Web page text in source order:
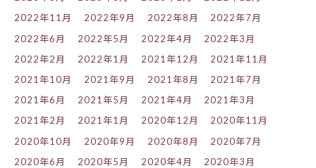
2022年11月
2022年9月 2022年8月
2022年7月
2022年6月
2022年5月 2022年4月
2022年3月
2022年2月
2022年1月 2021年12月
2021年11月
2021年10月
2021年9月 2021年8月
2021年7月
2021年6月
2021年5月 2021年4月
2021年3月
2021年2月
2021年1月 2020年12月
2020年11月
2020年10月
2020年9月 2020年8月
2020年7月
2020年6月
2020年5月 2020年4月
2020年3月